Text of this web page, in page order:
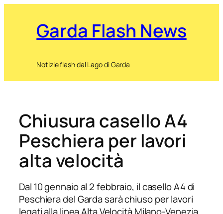
Garda Flash News
Notizie flash dal Lago di Garda
Chiusura casello A4
Peschiera per lavori
alta velocità
Dal 10 gennaio al 2 febbraio, il casello A4 di
Peschiera del Garda sarà chiuso per lavori